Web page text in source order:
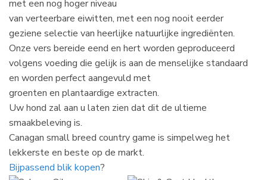
met een nog hoger niveau
van verteerbare eiwitten, met een nog nooit eerder
geziene selectie van heerlijke natuurlijke ingrediënten.
Onze vers bereide eend en hert worden geproduceerd
volgens voeding die gelijk is aan de menselijke standaard
en worden perfect aangevuld met
groenten en plantaardige extracten.
Uw hond zal aan u laten zien dat dit de ultieme
smaakbeleving is.
Canagan small breed country game is simpelweg het
lekkerste en beste op de markt.
Bijpassend blik kopen?